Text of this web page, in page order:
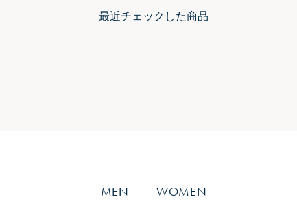
最近チェックした商品
MEN WOMEN